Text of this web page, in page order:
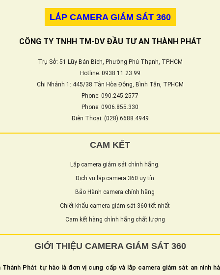
LẮP CAMERA GIÁM SÁT 360
CÔNG TY TNHH TM-DV ĐẦU TƯ AN THÀNH PHÁT
Trụ Sở: 51 Lũy Bán Bích, Phường Phú Thạnh, TP.HCM
Hotline: 0938 11 23 99
Chi Nhánh 1: 445/38 Tân Hòa Đông, Bình Tân, TPHCM
Phone: 090.245.2577
Phone: 0906.855.330
Điện Thoại: (028) 6688.4949
CAM KẾT
Lắp camera giám sát chính hãng.
Dịch vụ lắp camera 360 uy tín
Bảo Hành camera chính hãng
Chiết khấu camera giám sát 360 tốt nhất
Cam kết hàng chính hãng chất lượng
GIỚI THIỆU CAMERA GIÁM SÁT 360
Thành Phát tự hào là đơn vị cung cấp và lắp camera giám sát an ninh